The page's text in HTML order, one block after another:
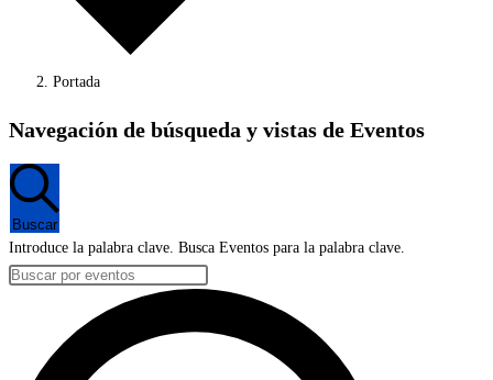
Portada
Eventos
7
mayo,
2026
Navegación de búsqueda y vistas de Eventos
Buscar
Introduce la palabra clave. Busca Eventos para la palabra clave.